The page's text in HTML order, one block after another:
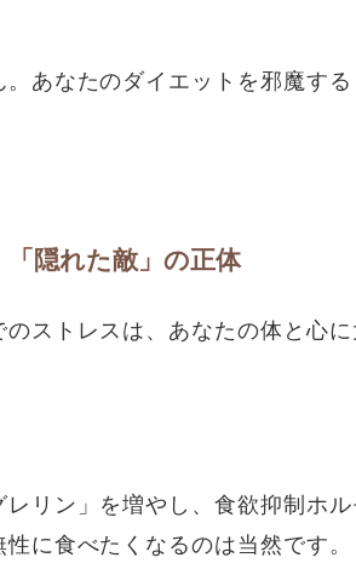
あなたのダイエットを邪魔する
隠れた敵」の正体
ストレスは、あなたの体と心
リン」を増やし、食欲抑制ホ
に食べたくなるのは当然です。